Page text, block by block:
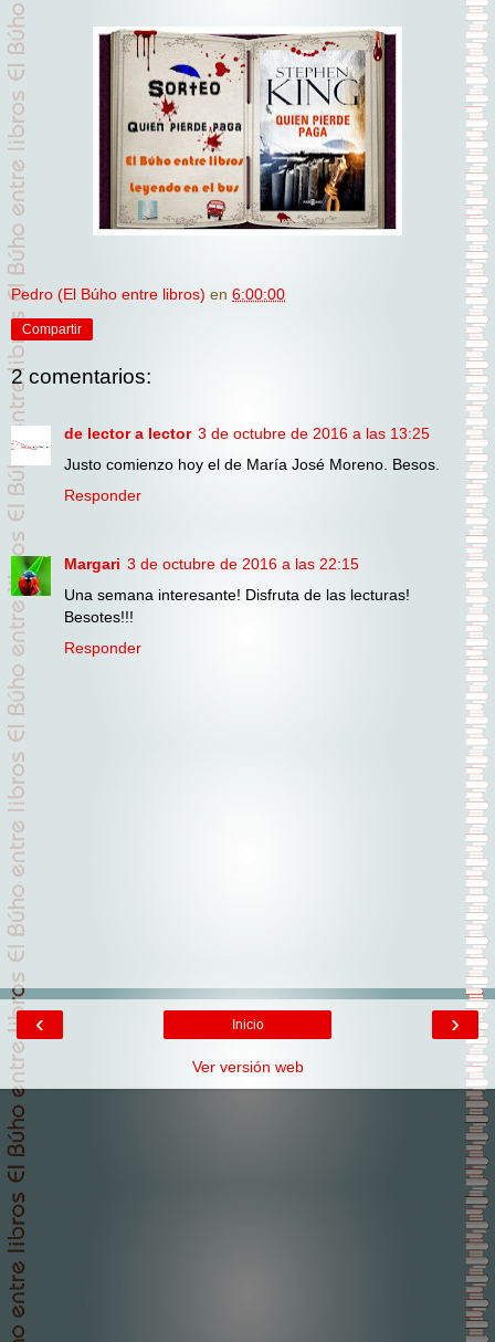
Pedro (El Búho entre libros) en 6:00:00
Compartir
2 comentarios:
de lector a lector 3 de octubre de 2016 a las 13:25
Justo comienzo hoy el de María José Moreno. Besos.
Responder
Margari 3 de octubre de 2016 a las 22:15
Una semana interesante! Disfruta de las lecturas!
Besotes!!!
Responder
‹ ›
Inicio
Ver versión web